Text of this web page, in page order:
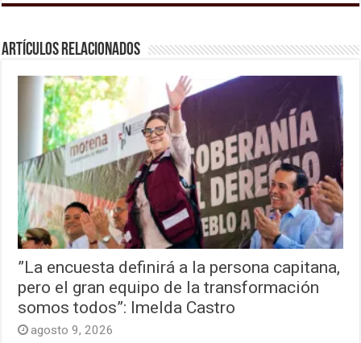
Artículos relacionados
”La encuesta definirá a la persona capitana,
pero el gran equipo de la transformación
somos todos”: Imelda Castro
agosto 9, 2026